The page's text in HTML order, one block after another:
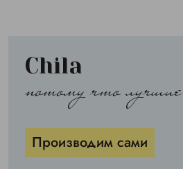
Chila
потому что лучшие
Производим сами